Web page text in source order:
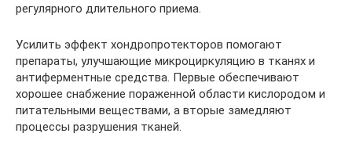
регулярного длительного приема.
Усилить эффект хондропротекторов помогают
препараты, улучшающие микроциркуляцию в тканях и
антиферментные средства. Первые обеспечивают
хорошее снабжение пораженной области кислородом и
питательными веществами, а вторые замедляют
процессы разрушения тканей.